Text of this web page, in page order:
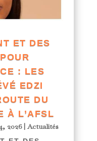
ET DES
: LES
EDZI
DU
À L’AFSL
2026| Actualités